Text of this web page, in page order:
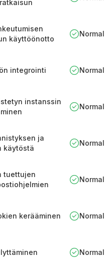
käyttöönotto
Normal
integrointi Normal
instanssin
Normal
ja
käytöstä
Normal
tuettujen
Normal
kerääminen Normal
Normal